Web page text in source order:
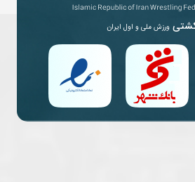
ورزش ملی و اول ایران